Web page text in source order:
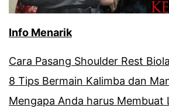
Info Menarik
Cara Pasang Shoulder Rest
8 Tips Bermain Kalimba dan
Mengapa Anda harus Membuat